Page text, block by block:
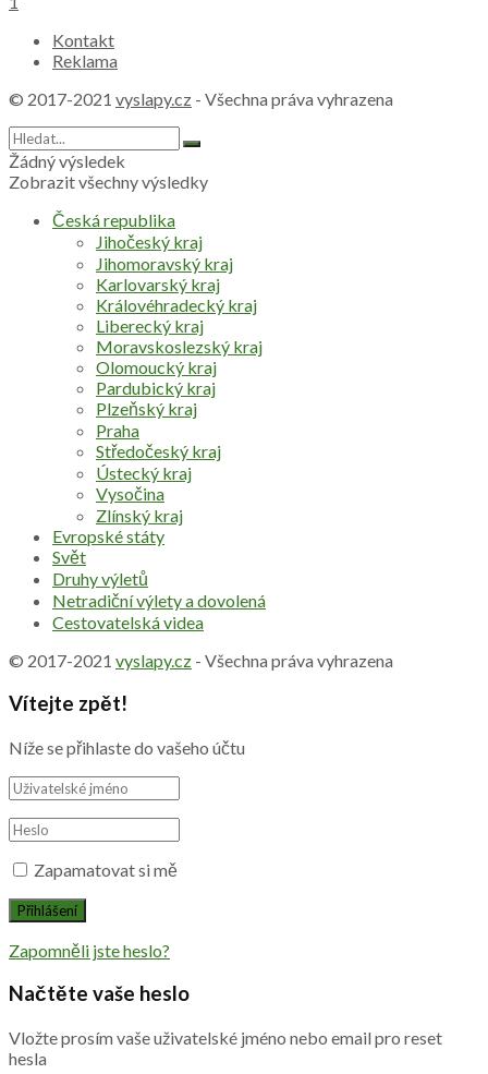
Kontakt
Reklama
© 2017-2021 vyslapy.cz - Všechna práva vyhrazena
Žádný výsledek
Zobrazit všechny výsledky
Česká republika
Jihočeský kraj
Jihomoravský kraj
Karlovarský kraj
Královéhradecký kraj
Liberecký kraj
Moravskoslezský kraj
Olomoucký kraj
Pardubický kraj
Plzeňský kraj
Praha
Středočeský kraj
Ústecký kraj
Vysočina
Zlínský kraj
Evropské státy
Svět
Druhy výletů
Netradiční výlety a dovolená
Cestovatelská videa
© 2017-2021 vyslapy.cz - Všechna práva vyhrazena
Vítejte zpět!
Níže se přihlaste do vašeho účtu
Zapamatovat si mě
Zapomněli jste heslo?
Načtěte vaše heslo
Vložte prosím vaše uživatelské jméno nebo email pro reset
hesla